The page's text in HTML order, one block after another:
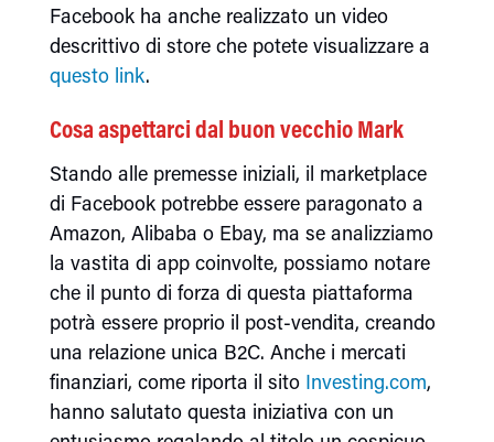
Facebook ha anche realizzato un video
descrittivo di store che potete visualizzare a
questo link.
Cosa aspettarci dal buon vecchio Mark
Stando alle premesse iniziali, il marketplace
di Facebook potrebbe essere paragonato a
Amazon, Alibaba o Ebay, ma se analizziamo
la vastita di app coinvolte, possiamo notare
che il punto di forza di questa piattaforma
potrà essere proprio il post-vendita, creando
una relazione unica B2C. Anche i mercati
finanziari, come riporta il sito Investing.com,
hanno salutato questa iniziativa con un